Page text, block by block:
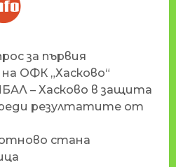
за първия
ОФК „Хасково“
– Хасково в защита
резултатите от
стана